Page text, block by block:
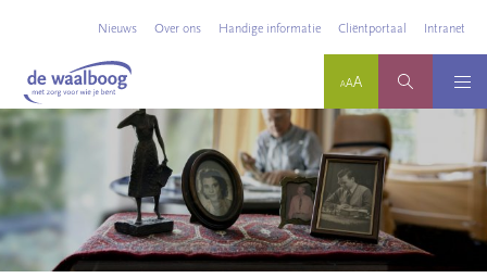
Nieuws Over ons Handige informatie Cliëntportaal Intranet